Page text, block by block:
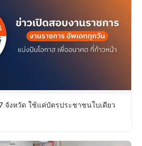
จังหวัด ใช้แค่บัตรประชาชนใบเดียว